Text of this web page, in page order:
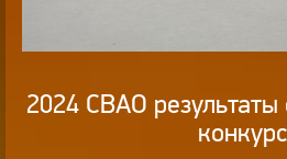
2024 СВАО результаты